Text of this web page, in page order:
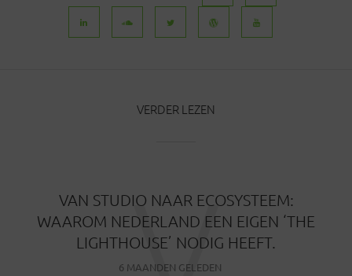
VERDER LEZEN
VAN STUDIO NAAR ECOSYSTEEM:
WAAROM NEDERLAND EEN EIGEN ‘THE
LIGHTHOUSE’ NODIG HEEFT.
6 MAANDEN GELEDEN